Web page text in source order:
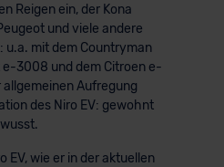
Reigen ein, der Kona
und viele andere
u.a. mit dem Countryman
e-3008 und dem Citroen e-
allgemeinen Aufregung
des Niro EV: gewohnt
EV, wie er in der aktuellen